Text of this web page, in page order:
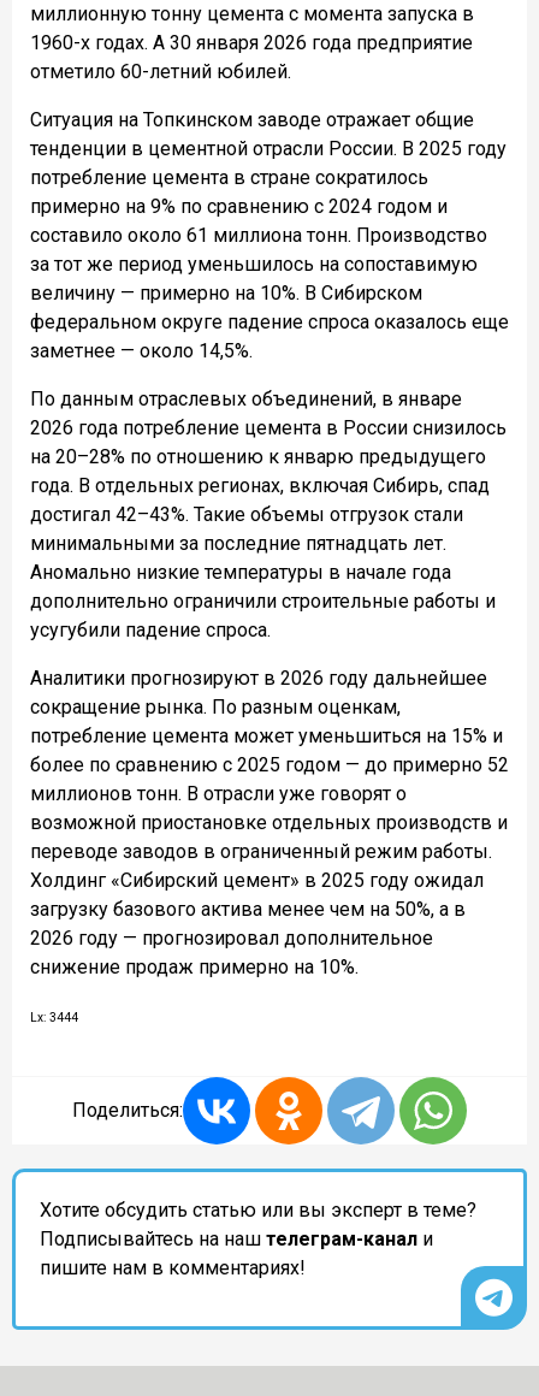
миллионную тонну цемента с момента запуска в
1960-х годах. А 30 января 2026 года предприятие
отметило 60-летний юбилей.
Ситуация на Топкинском заводе отражает общие
тенденции в цементной отрасли России. В 2025 году
потребление цемента в стране сократилось
примерно на 9% по сравнению с 2024 годом и
составило около 61 миллиона тонн. Производство
за тот же период уменьшилось на сопоставимую
величину — примерно на 10%. В Сибирском
федеральном округе падение спроса оказалось еще
заметнее — около 14,5%.
По данным отраслевых объединений, в январе
2026 года потребление цемента в России снизилось
на 20–28% по отношению к январю предыдущего
года. В отдельных регионах, включая Сибирь, спад
достигал 42–43%. Такие объемы отгрузок стали
минимальными за последние пятнадцать лет.
Аномально низкие температуры в начале года
дополнительно ограничили строительные работы и
усугубили падение спроса.
Аналитики прогнозируют в 2026 году дальнейшее
сокращение рынка. По разным оценкам,
потребление цемента может уменьшиться на 15% и
более по сравнению с 2025 годом — до примерно 52
миллионов тонн. В отрасли уже говорят о
возможной приостановке отдельных производств и
переводе заводов в ограниченный режим работы.
Холдинг «Сибирский цемент» в 2025 году ожидал
загрузку базового актива менее чем на 50%, а в
2026 году — прогнозировал дополнительное
снижение продаж примерно на 10%.
Lx: 3444
Поделиться:
Хотите обсудить статью или вы эксперт в теме?
Подписывайтесь на наш телеграм-канал и
пишите нам в комментариях!